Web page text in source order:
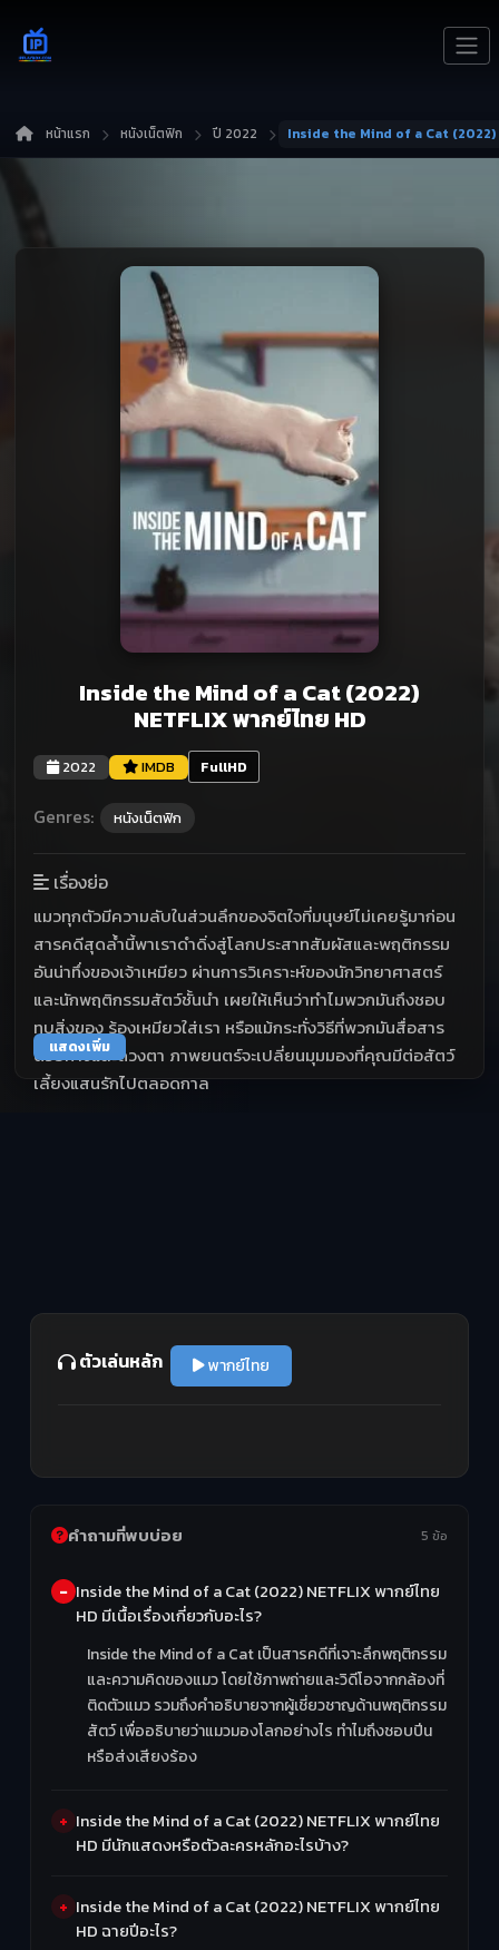
หน้าแรก หนังเน็ตฟิก ปี 2022
Inside the Mind of a Cat (2022)
NETFLIX พากย์ไทย HD
2022 IMDB FullHD
Genres: หนังเน็ตฟิก
เรื่องย่อ
แมวทุกตัวมีความลับในส่วนลึกของจิตใจที่มนุษย์ไม่เคยรู้มาก่อน
สารคดีสุดล้ำนี้พาเราดำดิ่งสู่โลกประสาทสัมผัสและพฤติกรรม
อันน่าทึ่งของเจ้าเหมียว ผ่านการวิเคราะห์ของนักวิทยาศาสตร์
และนักพฤติกรรมสัตว์ชั้นนำ เผยให้เห็นว่าทำไมพวกมันถึงชอบ
ทุบสิ่งของ ร้องเหมียวใส่เรา หรือแม้กระทั่งวิธีที่พวกมันสื่อสาร
ด้วยหางและดวงตา ภาพยนตร์จะเปลี่ยนมุมมองที่คุณมีต่อสัตว์
เลี้ยงแสนรักไปตลอดกาล
แสดงเพิ่ม
ตัวเล่นหลัก พากย์ไทย
คำถามที่พบบ่อย 5 ข้อ
Inside the Mind of a Cat (2022) NETFLIX พากย์ไทย
HD มีเนื้อเรื่องเกี่ยวกับอะไร?
Inside the Mind of a Cat เป็นสารคดีที่เจาะลึกพฤติกรรม
และความคิดของแมว โดยใช้ภาพถ่ายและวิดีโอจากกล้องที่
ติดตัวแมว รวมถึงคำอธิบายจากผู้เชี่ยวชาญด้านพฤติกรรม
สัตว์ เพื่ออธิบายว่าแมวมองโลกอย่างไร ทำไมถึงชอบปีน
หรือส่งเสียงร้อง
Inside the Mind of a Cat (2022) NETFLIX พากย์ไทย
HD มีนักแสดงหรือตัวละครหลักอะไรบ้าง?
Inside the Mind of a Cat (2022) NETFLIX พากย์ไทย
HD ฉายปีอะไร?